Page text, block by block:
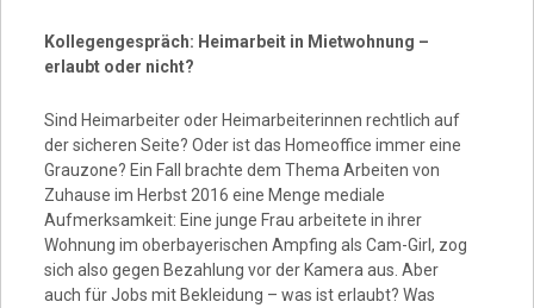
Kollegengespräch: Heimarbeit in Mietwohnung –
erlaubt oder nicht?
Sind Heimarbeiter oder Heimarbeiterinnen rechtlich auf
der sicheren Seite? Oder ist das Homeoffice immer eine
Grauzone? Ein Fall brachte dem Thema Arbeiten von
Zuhause im Herbst 2016 eine Menge mediale
Aufmerksamkeit: Eine junge Frau arbeitete in ihrer
Wohnung im oberbayerischen Ampfing als Cam-Girl, zog
sich also gegen Bezahlung vor der Kamera aus. Aber
auch für Jobs mit Bekleidung – was ist erlaubt? Was